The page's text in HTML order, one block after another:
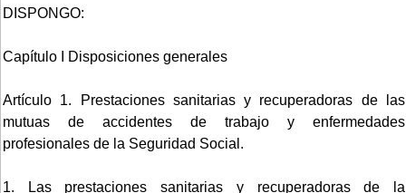
DISPONGO:
Capítulo I Disposiciones generales
Artículo 1. Prestaciones sanitarias y recuperadoras de las
mutuas de accidentes de trabajo y enfermedades
profesionales de la Seguridad Social.
1. Las prestaciones sanitarias y recuperadoras de la